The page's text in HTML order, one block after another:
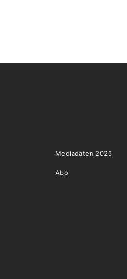
Mediadaten 2026
Abo